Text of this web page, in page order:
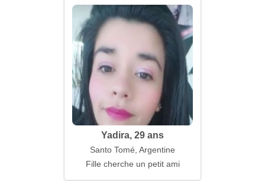
Yadira, 29 ans
Santo Tomé, Argentine
Fille cherche un petit ami